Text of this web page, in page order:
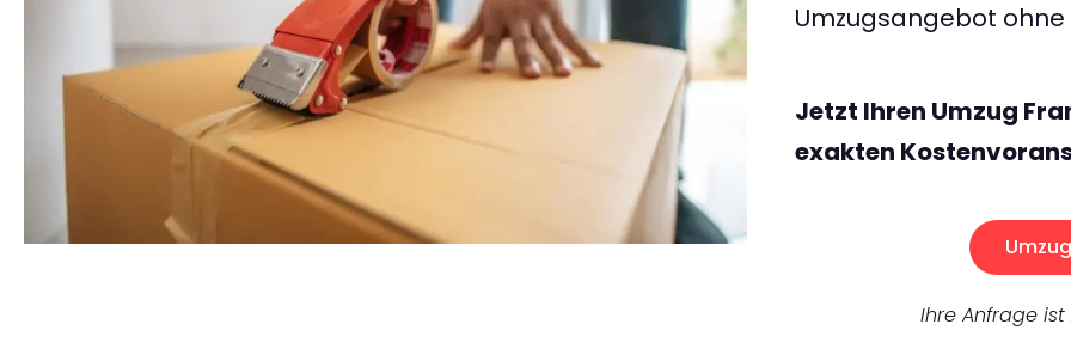
Umzugsangebot
Jetzt Ihren Umzug
exakten
Ihre Anfrage ist